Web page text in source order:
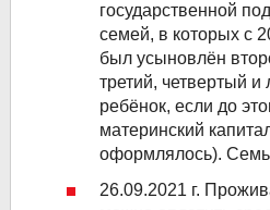
государственной
семей, в которых с
был усыновлён
третий, четвертый
ребёнок, если до
материнский
оформлялось).
26.09.2021 г.